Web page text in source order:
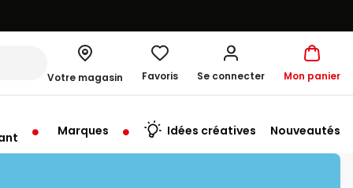
Votre magasin
à 19:30
Favoris Se connecter Mon panier
Marques Idées créatives Nouveautés